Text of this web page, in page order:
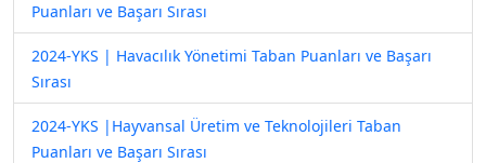
Puanları ve Başarı Sırası
2024-YKS | Havacılık Yönetimi Taban Puanları ve Başarı
Sırası
2024-YKS |Hayvansal Üretim ve Teknolojileri Taban
Puanları ve Başarı Sırası